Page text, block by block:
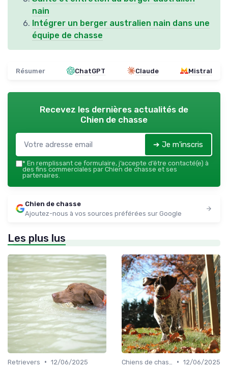
nain
Intégrer un berger australien nain dans une
équipe de chasse
Résumer ChatGPT Claude Mistral
Recevez les dernières actualités de
Chien de chasse
➔ Je m'inscris
* En remplissant ce formulaire, j’accepte d’être contacté(e) à
des fins commerciales par Chien de chasse et ses
partenaires.
Chien de chasse
Ajoutez-nous à vos sources préférées sur Google
Les plus lus
Retrievers • 12/06/2025
• 12/06/2025